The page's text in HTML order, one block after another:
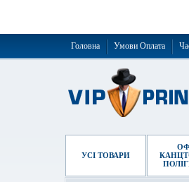
Головна Умови Оплата
УСІ ТОВАРИ